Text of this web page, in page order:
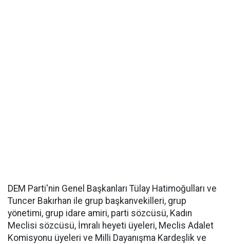
DEM Parti'nin Genel Başkanları Tülay Hatimoğulları ve
Tuncer Bakırhan ile grup başkanvekilleri, grup
yönetimi, grup idare amiri, parti sözcüsü, Kadın
Meclisi sözcüsü, İmralı heyeti üyeleri, Meclis Adalet
Komisyonu üyeleri ve Milli Dayanışma Kardeşlik ve